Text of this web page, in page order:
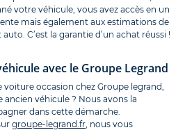
votre véhicule, vous avez accès en un
mais également aux estimations de
C’est la garantie d’un achat réussi !
avec le Groupe Legrand
occasion chez Groupe legrand,
véhicule ? Nous avons la
dans cette démarche.
groupe-legrand.fr , nous vous